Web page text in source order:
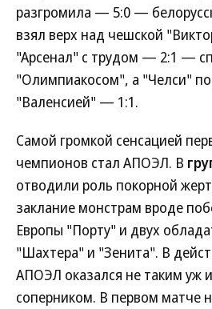
разгромила — 5:0 —
взял верх над чешской
"Арсенал" с трудом — 2:1 —
"Олимпиакосом", а "Челси"
"Валенсией" — 1:1.
Самой громкой сенсацией
чемпионов стал АПОЭЛ. В
отводили роль покорной
заклание монстрам вроде
Европы "Порту" и двух
"Шахтера" и "Зенита". В
АПОЭЛ оказался не таким уж
соперником. В первом матче